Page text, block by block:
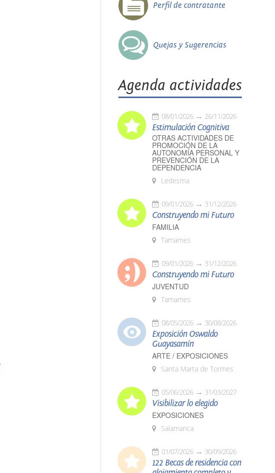
Perfil de contratante
Quejas y Sugerencias
Agenda actividades
08/01/2026 26/11/2026
Estimulación Cognitiva
OTRAS ACTIVIDADES DE
PROMOCIÓN DE LA
AUTONOMÍA PERSONAL Y
PREVENCIÓN DE LA
DEPENDENCIA
Ledesma
09/01/2026 31/12/2026
Construyendo mi Futuro
FAMILIA
Tamames
09/01/2026 31/12/2026
Construyendo mi Futuro
JUVENTUD
Tamames
08/05/2026 30/08/2026
Exposición Oswaldo
Guayasamín
ARTE / EXPOSICIONES
Santa Marta de Tormes
05/06/2026 31/03/2027
Visibilizar lo elegido
EXPOSICIONES
Salamanca
01/07/2026 30/09/2026
122 Becas de residencia con